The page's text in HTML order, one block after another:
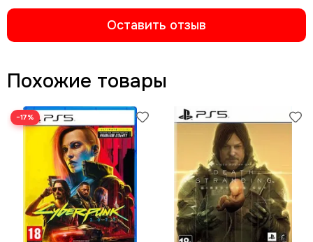
Оставить отзыв
Похожие товары
−17%